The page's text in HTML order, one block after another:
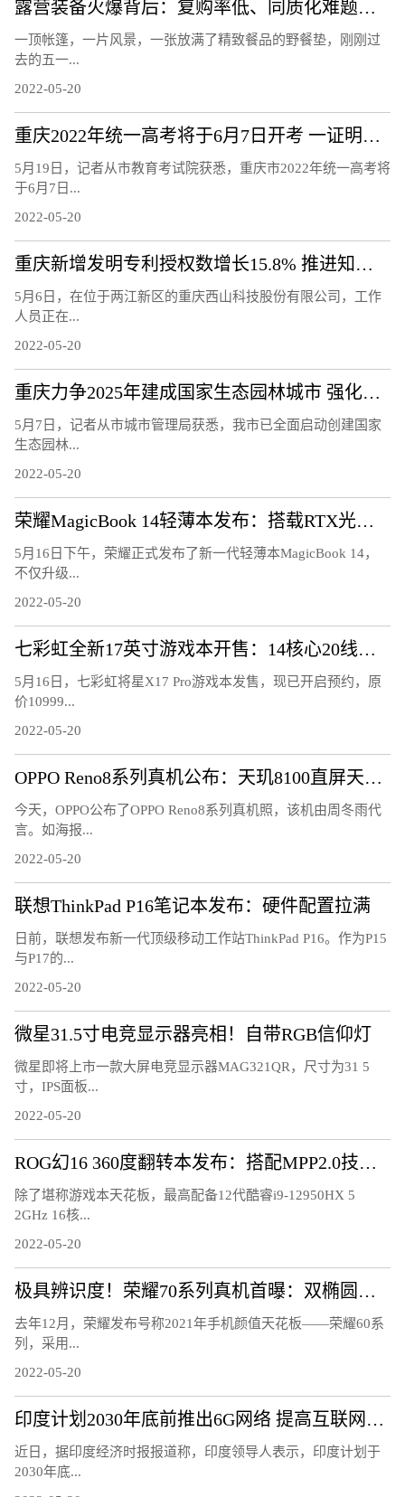
露营装备火爆背后：复购率低、同质化难题待解
一顶帐篷，一片风景，一张放满了精致餐品的野餐垫，刚刚过
去的五一...
2022-05-20
重庆2022年统一高考将于6月7日开考 一证明两码入场考试
5月19日，记者从市教育考试院获悉，重庆市2022年统一高考将
于6月7日...
2022-05-20
重庆新增发明专利授权数增长15.8% 推进知识产权强市建设
5月6日，在位于两江新区的重庆西山科技股份有限公司，工作
人员正在...
2022-05-20
重庆力争2025年建成国家生态园林城市 强化城市生态宜居性
5月7日，记者从市城市管理局获悉，我市已全面启动创建国家
生态园林...
2022-05-20
荣耀MagicBook 14轻薄本发布：搭载RTX光追显卡
5月16日下午，荣耀正式发布了新一代轻薄本MagicBook 14，
不仅升级...
2022-05-20
七彩虹全新17英寸游戏本开售：14核心20线程、2K电竞屏
5月16日，七彩虹将星X17 Pro游戏本发售，现已开启预约，原
价10999...
2022-05-20
OPPO Reno8系列真机公布：天玑8100直屏天花板
今天，OPPO公布了OPPO Reno8系列真机照，该机由周冬雨代
言。如海报...
2022-05-20
联想ThinkPad P16笔记本发布：硬件配置拉满
日前，联想发布新一代顶级移动工作站ThinkPad P16。作为P15
与P17的...
2022-05-20
微星31.5寸电竞显示器亮相！自带RGB信仰灯
微星即将上市一款大屏电竞显示器MAG321QR，尺寸为31 5
寸，IPS面板...
2022-05-20
ROG幻16 360度翻转本发布：搭配MPP2.0技术触控笔
除了堪称游戏本天花板，最高配备12代酷睿i9-12950HX 5
2GHz 16核...
2022-05-20
极具辨识度！荣耀70系列真机首曝：双椭圆镜头太吸睛
去年12月，荣耀发布号称2021年手机颜值天花板——荣耀60系
列，采用...
2022-05-20
印度计划2030年底前推出6G网络 提高互联网速度
近日，据印度经济时报报道称，印度领导人表示，印度计划于
2030年底...